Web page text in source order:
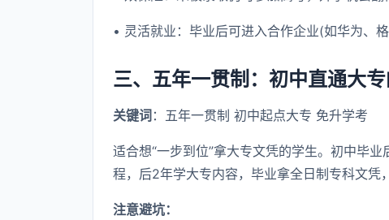
• 灵活就业：毕业后可进入合作企业(如华为、
三、五年一贯制：初中直通大专
关键词：五年一贯制 初中起点大专 免升学考
适合想“一步到位”拿大专文凭的学生。初中毕
程，后2年学大专内容，毕业拿全日制专科文凭
注意避坑：